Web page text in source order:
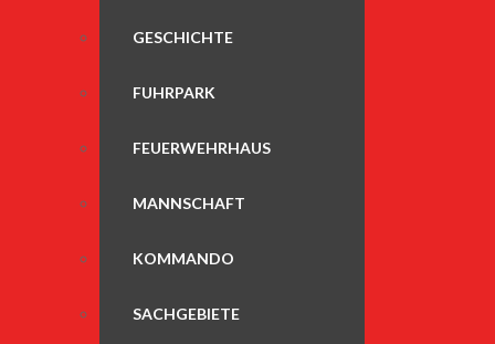
GESCHICHTE
FUHRPARK
FEUERWEHRHAUS
MANNSCHAFT
KOMMANDO
SACHGEBIETE